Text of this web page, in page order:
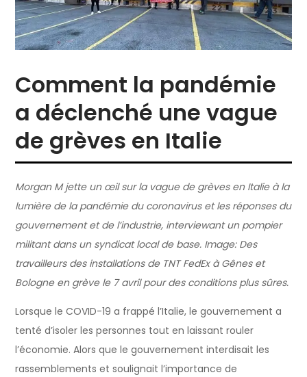
Comment la pandémie
a déclenché une vague
de grèves en Italie
Morgan M jette un œil sur la vague de grèves en Italie à la
lumière de la pandémie du coronavirus et les réponses du
gouvernement et de l’industrie, interviewant un pompier
militant dans un syndicat local de base. Image: Des
travailleurs des installations de TNT FedEx à Gênes et
Bologne en grève le 7 avril pour des conditions plus sûres.
Lorsque le COVID-19 a frappé l’Italie, le gouvernement a
tenté d’isoler les personnes tout en laissant rouler
l’économie. Alors que le gouvernement interdisait les
rassemblements et soulignait l’importance de